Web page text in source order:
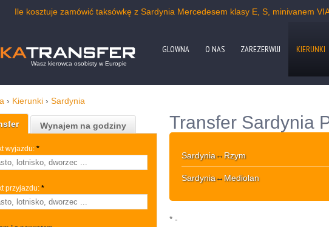
Ile kosztuje zamówić taksówkę z Sardynia Mercedesem klasy E, S, minivanem
Wasz kierowca osobisty w Europie
GLOWNA O NAS ZAREZERWUJ KIERUNKI
› Kierunki › Sardynia
Wynajem na godziny
wyjazdu: *
przyjazdu: *
Transfer Sardynia
Sardynia↔ Rzym
Sardynia↔ Mediolan
* -